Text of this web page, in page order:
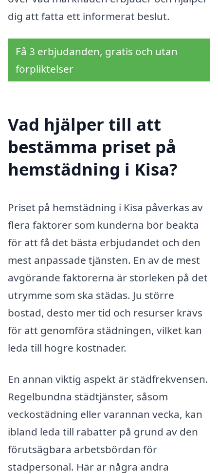
dig att fatta ett informerat beslut.
Få 3 erbjudanden, gratis och utan
förpliktelser
Vad hjälper till att
bestämma priset på
hemstädning i Kisa?
Priset på hemstädning i Kisa påverkas av
flera faktorer som kunderna bör beakta
för att få det bästa erbjudandet och den
mest anpassade tjänsten. En av de mest
avgörande faktorerna är storleken på det
utrymme som ska städas. Ju större
bostad, desto mer tid och resurser krävs
för att genomföra städningen, vilket kan
leda till högre kostnader.
En annan viktig aspekt är städfrekvensen.
Regelbundna städtjänster, såsom
veckostädning eller varannan vecka, kan
ibland leda till rabatter på grund av den
förutsägbara arbetsbördan för
städpersonal. Här är några andra